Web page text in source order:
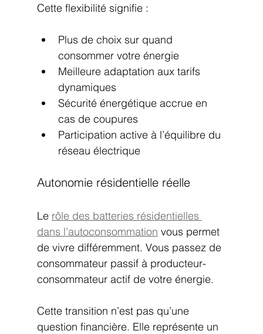
Cette flexibilité signifie :
Plus de choix sur quand
consommer votre énergie
Meilleure adaptation aux tarifs
dynamiques
Sécurité énergétique accrue en
cas de coupures
Participation active à l’équilibre du
réseau électrique
Autonomie résidentielle réelle
Le rôle des batteries résidentielles
dans l’autoconsommation vous permet
de vivre différemment. Vous passez de
consommateur passif à producteur-
consommateur actif de votre énergie.
Cette transition n’est pas qu’une
question financière. Elle représente un